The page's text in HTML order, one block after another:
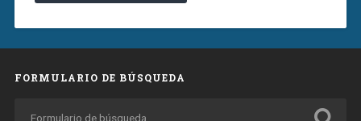
FORMULARIO DE BÚSQUEDA